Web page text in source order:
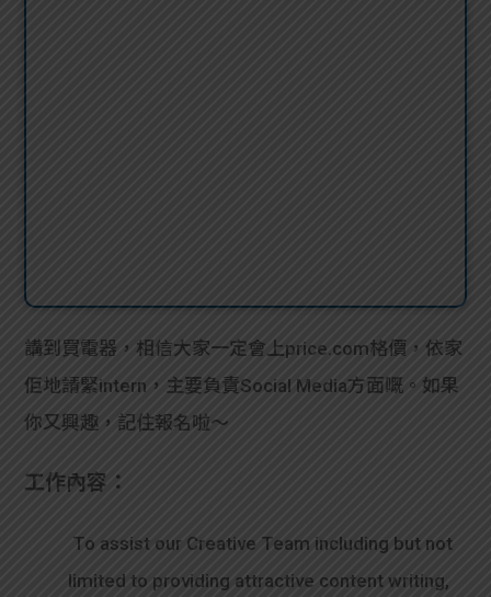
講到買電器，相信大家一定會上price.com格價，依家
佢地請緊intern，主要負責Social Media方面嘅。如果
你又興趣，記住報名啦～
工作內容：
To assist our Creative Team including but not
limited to providing attractive content writing,